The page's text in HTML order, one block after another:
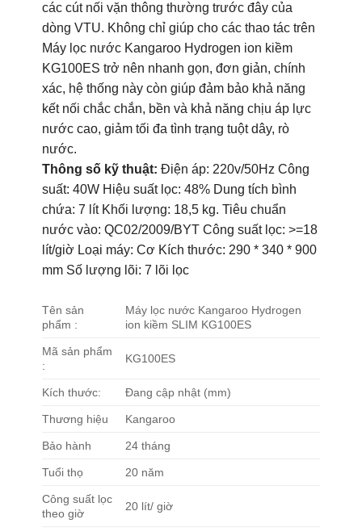
các cút nối vặn thông thường trước đây của
dòng VTU. Không chỉ giúp cho các thao tác trên
Máy lọc nước Kangaroo Hydrogen ion kiềm
KG100ES trở nên nhanh gọn, đơn giản, chính
xác, hệ thống này còn giúp đảm bảo khả năng
kết nối chắc chắn, bền và khả năng chịu áp lực
nước cao, giảm tối đa tình trạng tuột dây, rò
nước.
Thông số kỹ thuật: Điện áp: 220v/50Hz Công
suất: 40W Hiệu suất lọc: 48% Dung tích bình
chứa: 7 lít Khối lượng: 18,5 kg. Tiêu chuẩn
nước vào: QC02/2009/BYT Công suất lọc: >=18
lít/giờ Loại máy: Cơ Kích thước: 290 * 340 * 900
mm Số lượng lõi: 7 lõi lọc
Tên sản
phẩm :
Máy lọc nước Kangaroo Hydrogen
ion kiềm SLIM KG100ES
Mã sản phẩm
:
KG100ES
Kích thước: Đang cập nhật (mm)
Thương hiệu Kangaroo
Bảo hành 24 tháng
Tuổi thọ 20 năm
Công suất lọc
theo giờ
20 lít/ giờ